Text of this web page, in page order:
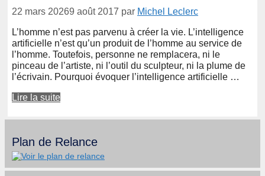
22 mars 20269 août 2017 par Michel Leclerc
L’homme n’est pas parvenu à créer la vie. L’intelligence
artificielle n’est qu’un produit de l’homme au service de
l’homme. Toutefois, personne ne remplacera, ni le
pinceau de l’artiste, ni l’outil du sculpteur, ni la plume de
l’écrivain. Pourquoi évoquer l’intelligence artificielle …
Lire la suite
Plan de Relance